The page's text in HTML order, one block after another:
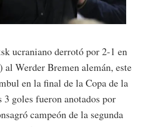
Foto:
ucraniano derrotó por 2-1 en
Werder Bremen alemán, este
en la final de la Copa de la
3 goles fueron anotados por
campeón de la segunda